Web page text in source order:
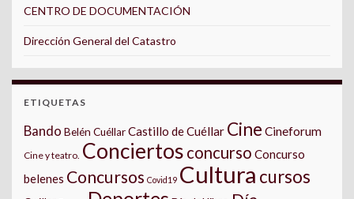
CENTRO DE DOCUMENTACIÓN
Dirección General del Catastro
ETIQUETAS
Bando Belén CuéllarCastillo de Cuéllar Cine Cineforum
Cine y teatro. Conciertos concurso Concurso
belenes Concursos Covid19 Cultura cursos